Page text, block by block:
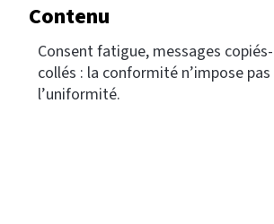
Contenu
Consent fatigue, messages copiés-
collés : la conformité n’impose pas
l’uniformité.